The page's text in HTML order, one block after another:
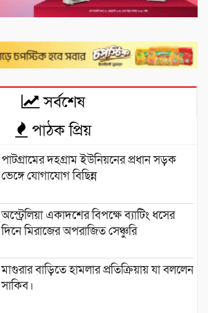
সর্বশেষ
পাঠক প্রিয়
পাটগ্রামের দহগ্রাম ইউনিয়নের প্রধান সড়ক
ভেঙ্গে যোগাযোগ বিছিন্ন
অস্ট্রেলিয়া একাদশের বিপক্ষে ব্যাটিং ধসের
দিনে মিরাজের অপরাজিত সেঞ্চুরি
মাগুরার বাড়িতে হামলার প্রতিক্রিয়ায় যা বললেন
সাকিব।